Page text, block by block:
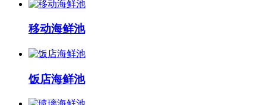
移动海鲜池
饭店海鲜池